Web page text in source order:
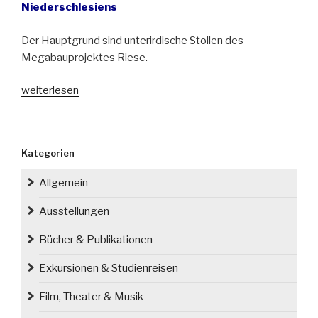
Niederschlesiens
Der Hauptgrund sind unterirdische Stollen des
Megabauprojektes Riese.
„Das
Geheimnisse
des
Weltkrieges“
weiterlesen
Kategorien
Allgemein
Ausstellungen
Bücher & Publikationen
Exkursionen & Studienreisen
Film, Theater & Musik